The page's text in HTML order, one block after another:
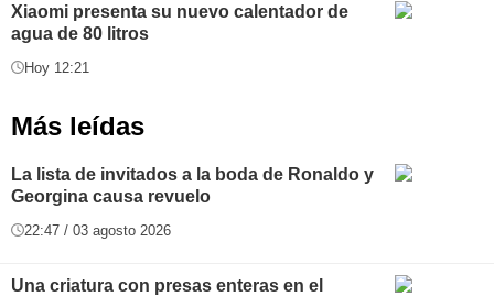
Xiaomi presenta su nuevo calentador de
agua de 80 litros
Hoy 12:21
Más leídas
La lista de invitados a la boda de Ronaldo y
Georgina causa revuelo
22:47 / 03 agosto 2026
Una criatura con presas enteras en el